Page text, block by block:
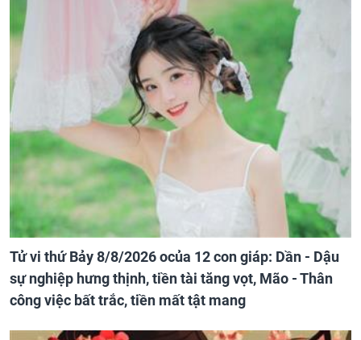
Tử vi thứ Bảy 8/8/2026 ocủa 12 con giáp: Dần - Dậu
sự nghiệp hưng thịnh, tiền tài tăng vọt, Mão - Thân
công việc bất trắc, tiền mất tật mang